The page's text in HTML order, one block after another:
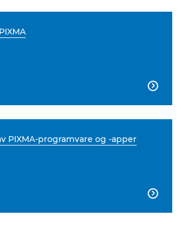

PIXMA-programvare og -apper
